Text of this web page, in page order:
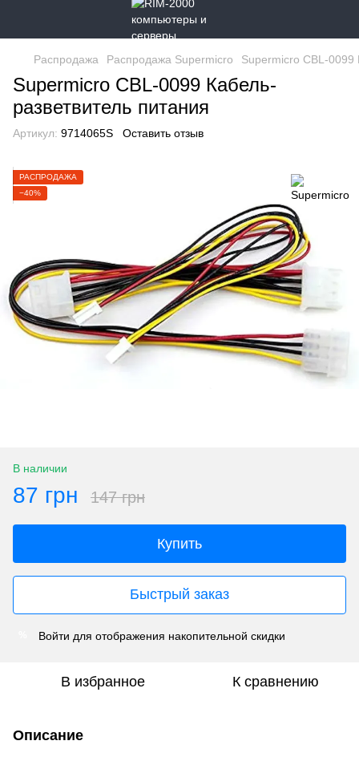
Распродажа Распродажа Supermicro Supermicro CBL-0099
Supermicro CBL-0099 Кабель-
разветвитель питания
Артикул: 9714065S Оставить отзыв
РАСПРОДАЖА
−40%
В наличии
87 грн 147 грн
Купить
Быстрый заказ
Войти для отображения накопительной скидки
В избранное К сравнению
Описание